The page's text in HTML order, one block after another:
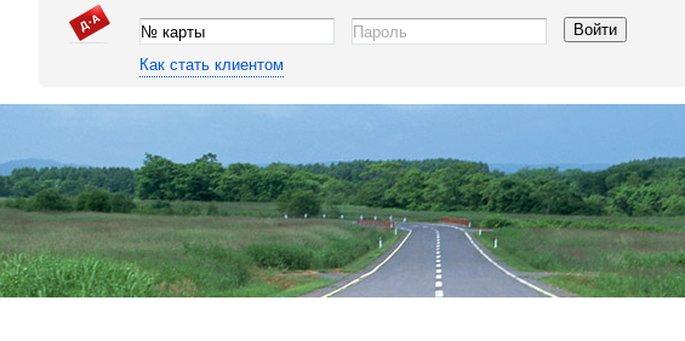
Как стать клиентом